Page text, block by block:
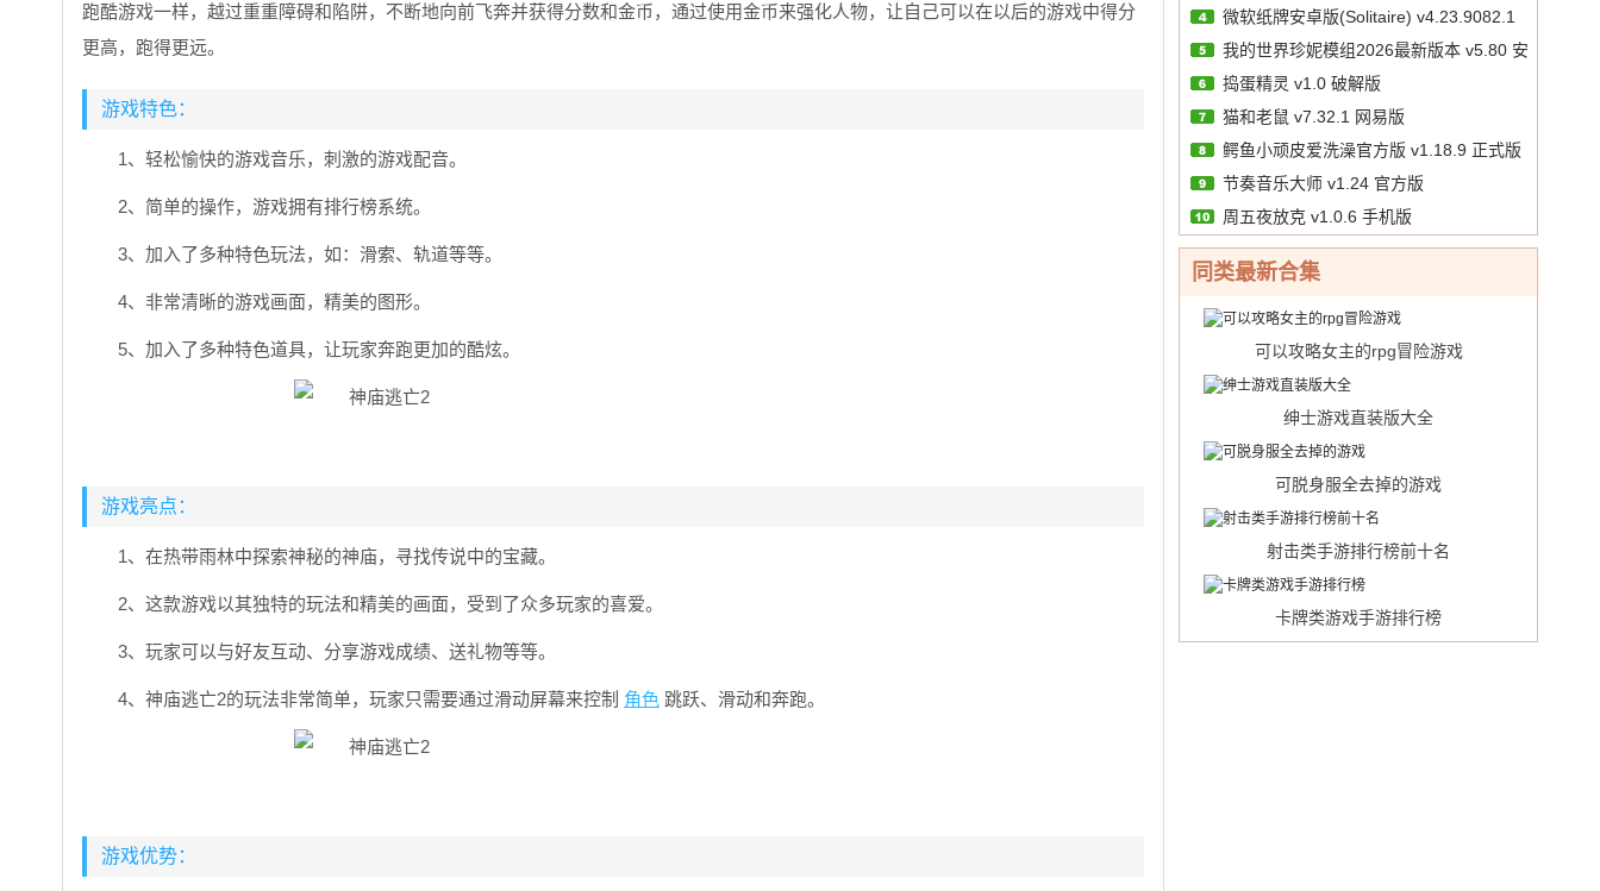
跑酷游戏一样，越过重重障碍和陷阱，不断地向前飞奔并获得分数和金币，通过使用金币来强化人物，让自己可以在以后的游戏中得分
更高，跑得更远。
游戏特色：
1、轻松愉快的游戏音乐，刺激的游戏配音。
2、简单的操作，游戏拥有排行榜系统。
3、加入了多种特色玩法，如：滑索、轨道等等。
4、非常清晰的游戏画面，精美的图形。
5、加入了多种特色道具，让玩家奔跑更加的酷炫。
游戏亮点：
1、在热带雨林中探索神秘的神庙，寻找传说中的宝藏。
2、这款游戏以其独特的玩法和精美的画面，受到了众多玩家的喜爱。
3、玩家可以与好友互动、分享游戏成绩、送礼物等等。
4、神庙逃亡2的玩法非常简单，玩家只需要通过滑动屏幕来控制 角色 跳跃、滑动和奔跑。
游戏优势：
微软纸牌安卓版(Solitaire) v4.23.9082.1
手机版
我的世界珍妮模组2026最新版本 v5.80 安
卓版
捣蛋精灵 v1.0 破解版
猫和老鼠 v7.32.1 网易版
鳄鱼小顽皮爱洗澡官方版 v1.18.9 正式版
节奏音乐大师 v1.24 官方版
周五夜放克 v1.0.6 手机版
同类最新合集
可以攻略女主的rpg冒险游戏
绅士游戏直装版大全
可脱身服全去掉的游戏
射击类手游排行榜前十名
卡牌类游戏手游排行榜